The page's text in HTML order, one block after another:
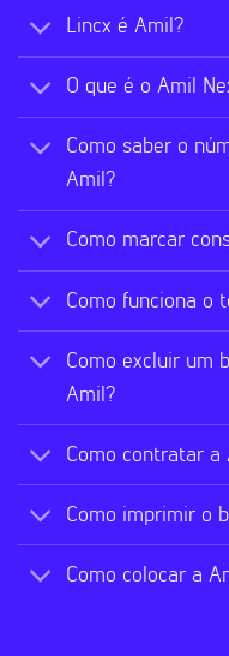
Lincx é Amil?
O que é o Amil
Como saber o
Amil?
Como marcar
Como funciona o
Como excluir um
Amil?
Como contratar a
Como imprimir o
Como colocar a